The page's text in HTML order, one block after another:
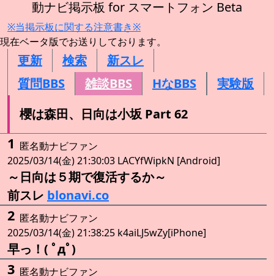
動ナビ掲示板 for スマートフォン Beta
※当掲示板に関する注意書き※
現在ベータ版でお送りしております。
更新 検索
新スレ
質問BBS
雑談BBS HなBBS
実験版
櫻は森田、日向は小坂 Part 62
1 匿名動ナビファン
2025/03/14(金) 21:30:03 LACYfWipkN [Android]
～日向は５期で復活するか～
前スレ blonavi.co
2 匿名動ナビファン
2025/03/14(金) 21:38:25 k4aiLJ5wZy[iPhone]
早っ！( ﾟдﾟ)
3 匿名動ナビファン